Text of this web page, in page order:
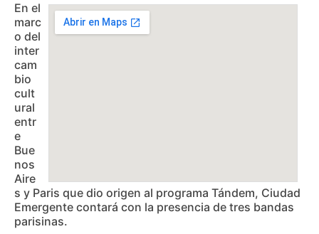
Ver mapa más grande
En el
marc
o del
inter
cam
bio
cult
ural
entr
e
Bue
nos
Aire
s y Paris que dio origen al programa Tándem, Ciudad
Emergente contará con la presencia de tres bandas
parisinas.